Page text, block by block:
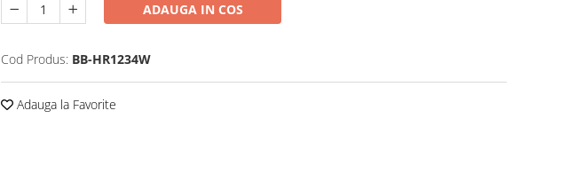
ADAUGA IN COS
Cod Produs: BB-HR1234W
Adauga la Favorite